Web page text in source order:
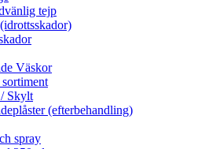
tejp
Väskor
Skylt
(efterbehandling)
spray